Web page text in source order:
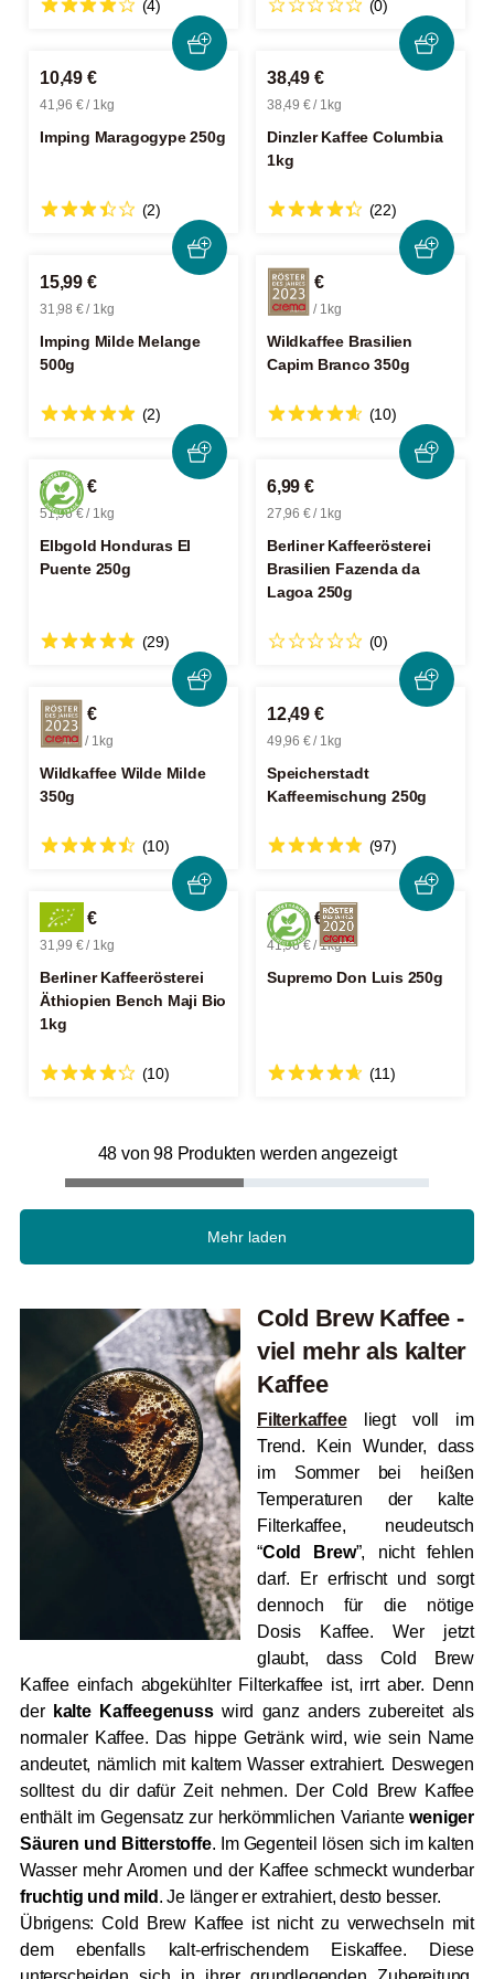
(4) (0)
10,49 €
41,96 € / 1kg
Imping Maragogype 250g
(2)
38,49 €
38,49 € / 1kg
Dinzler Kaffee Columbia
1kg
(22)
15,99 €
31,98 € / 1kg
Imping Milde Melange
500g
(2)
11,99 €
34,26 € / 1kg
Wildkaffee Brasilien
Capim Branco 350g
(10)
12,99 €
51,96 € / 1kg
Elbgold Honduras El
Puente 250g
(29)
6,99 €
27,96 € / 1kg
Berliner Kaffeerösterei
Brasilien Fazenda da
Lagoa 250g
(0)
12,99 €
37,11 € / 1kg
Wildkaffee Wilde Milde
350g
(10)
12,49 €
49,96 € / 1kg
Speicherstadt
Kaffeemischung 250g
(97)
31,99 €
31,99 € / 1kg
Berliner Kaffeerösterei
Äthiopien Bench Maji Bio
1kg
(10)
10,49 €
41,96 € / 1kg
Supremo Don Luis 250g
(11)
48 von 98 Produkten werden angezeigt
Mehr laden
Cold Brew Kaffee -
viel mehr als kalter
Kaffee
Filterkaffeeliegt voll im
Trend. Kein Wunder, dass
im Sommer bei heißen
Temperaturen der kalte
Filterkaffee, neudeutsch
“Cold Brew”, nicht fehlen
darf. Er erfrischt und sorgt
dennoch für die nötige
Dosis Kaffee. Wer jetzt
glaubt, dass Cold Brew
Kaffee einfach abgekühlter Filterkaffee ist, irrt aber. Denn
der kalte Kaffeegenusswird ganz anders zubereitet als
normaler Kaffee. Das hippe Getränk wird, wie sein Name
andeutet, nämlich mit kaltem Wasser extrahiert. Deswegen
solltest du dir dafür Zeit nehmen. Der Cold Brew Kaffee
enthält im Gegensatz zur herkömmlichen Varianteweniger
Säuren und Bitterstoffe. Im Gegenteil lösen sich im kalten
Wasser mehr Aromen und der Kaffee schmeckt wunderbar
fruchtig und mild . Je länger er extrahiert, desto besser.
Übrigens: Cold Brew Kaffee ist nicht zu verwechseln mit
dem ebenfalls kalt-erfrischendem Eiskaffee. Diese